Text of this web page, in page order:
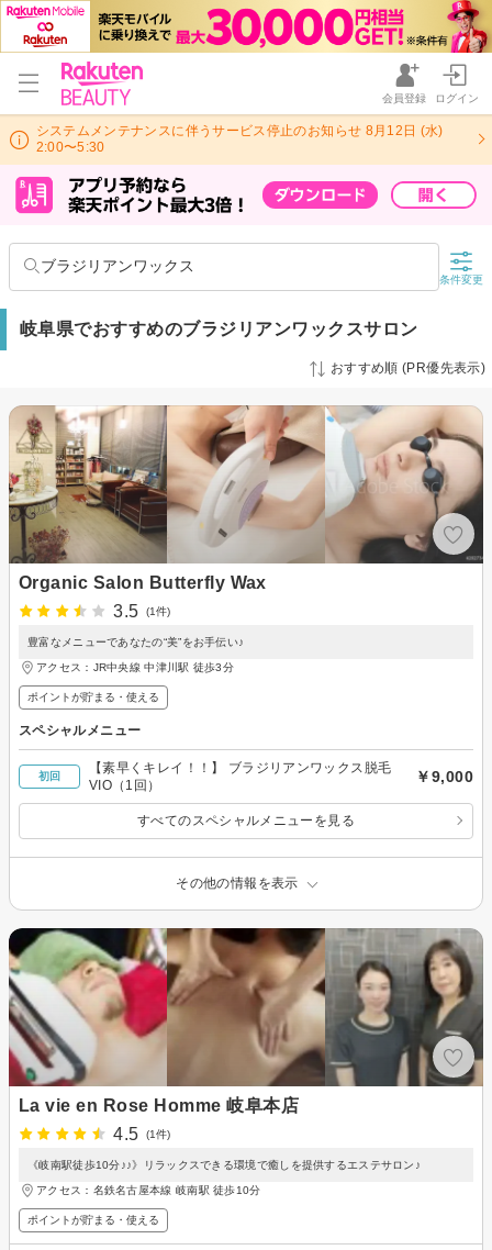
会員登録 ログイン
システムメンテナンスに伴うサービス停止のお知らせ 8月12日 (水)
2:00〜5:30
ブラジリアンワックス
条件変更
岐阜県でおすすめのブラジリアンワックスサロン
おすすめ順 (PR優先表示)
Organic Salon Butterfly Wax
3.5
(1件)
豊富なメニューであなたの“美”をお手伝い♪
アクセス：JR中央線 中津川駅 徒歩3分
ポイントが貯まる・使える
スペシャルメニュー
初回
【素早くキレイ！！】 ブラジリアンワックス脱毛
VIO（1回）
￥9,000
すべてのスペシャルメニューを見る
その他の情報を表示
La vie en Rose Homme 岐阜本店
4.5
(1件)
《岐南駅徒歩10分♪♪》リラックスできる環境で癒しを提供するエステサロン♪
アクセス：名鉄名古屋本線 岐南駅 徒歩10分
ポイントが貯まる・使える